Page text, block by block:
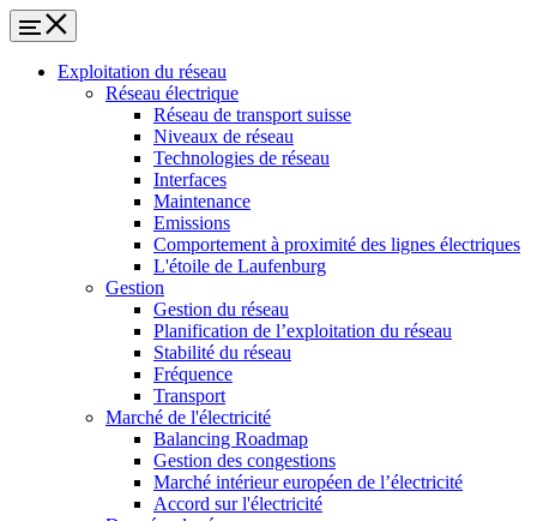
Exploitation du réseau
Réseau électrique
Réseau de transport suisse
Niveaux de réseau
Technologies de réseau
Interfaces
Maintenance
Emissions
Comportement à proximité des lignes électriques
L'étoile de Laufenburg
Gestion
Gestion du réseau
Planification de l’exploitation du réseau
Stabilité du réseau
Fréquence
Transport
Marché de l'électricité
Balancing Roadmap
Gestion des congestions
Marché intérieur européen de l’électricité
Accord sur l'électricité